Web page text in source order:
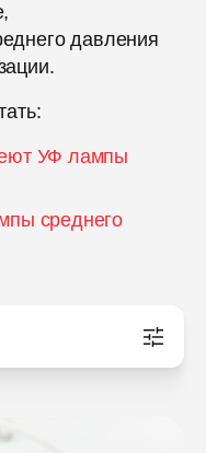
давления
УФ лампы
среднего